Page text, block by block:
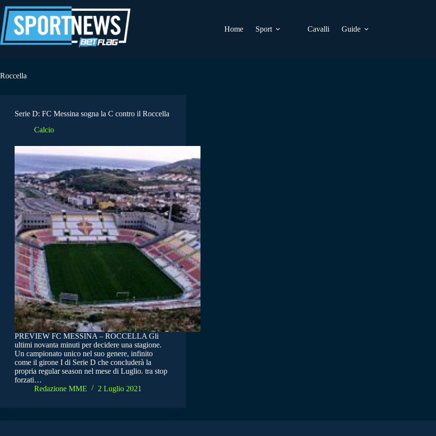
al
contenuto
Home
Sport Cavalli Guide
Roccella
Serie D: FC Messina sogna la C contro il Roccella
Calcio
PREVIEW FC MESSINA – ROCCELLA Gli
ultimi novanta minuti per decidere una stagione.
Un campionato unico nel suo genere, infinito
come il girone I di Serie D che concluderà la
propria regular season nel mese di Luglio. tra stop
forzati…
Redazione MME
2 Luglio 2021